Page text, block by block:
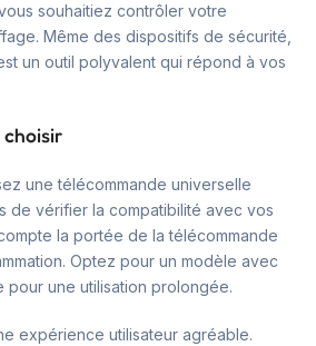
souhaitiez contrôler votre
Même des dispositifs de sécurité,
un outil polyvalent qui répond à vos
choisir
une télécommande universelle
de vérifier la compatibilité avec vos
la portée de la télécommande
Optez pour un modèle avec
pour une utilisation prolongée.
expérience utilisateur agréable.